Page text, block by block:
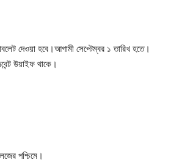
দেওয়া হবে।আগামী সেপ্টেম্বর ১ তারিখ হতে।
উয়াইফ থাকে।
পশ্চিমে।